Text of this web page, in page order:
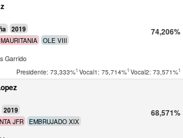
2019
MAURITANIA OLE VIII
Garrido
74,206%
Presidente: 73,333%1 Vocal1: 75,714%1 Vocal2: 73,571%1
2019
JFR
EMBRUJADO XIX
68,571%